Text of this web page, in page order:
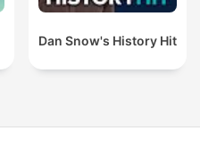
Dan Snow's History Hit